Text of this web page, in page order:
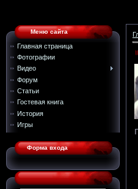
Меню сайта
Главная страница
Фотографии
Видео
Форум
Статьи
Гостевая книга
История
Игры
Форма входа